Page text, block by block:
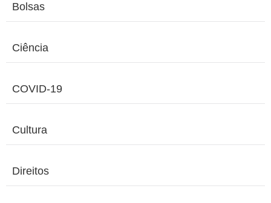
Bolsas
Ciência
COVID-19
Cultura
Direitos